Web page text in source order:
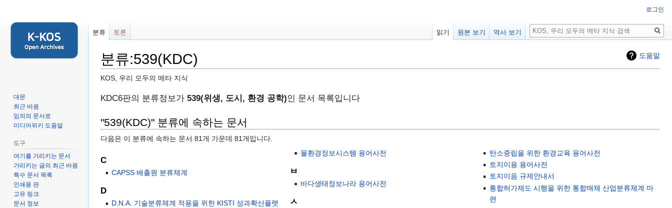
도움말
분류:539(KDC)
KOS, 우리 모두의 메타 지식
둘
보
기
로
기
검
하
러
가
KDC6판의 분류정보가 539(위생, 도시, 환경 공학)인 문서 목록입니다
"539(KDC)" 분류에 속하는 문서
다음은 이 분류에 속하는 문서 81개 가운데 81개입니다.
C
CAPSS 배출원 분류체계
D
D.N.A. 기술분류체계 적용을 위한 KISTI 성과확산플랫
물환경정보시스템 용어사전
ㅂ
바다생태정보나라 용어사전
ㅅ
탄소중립을 위한 환경교육 용어사전
토지이용 용어사전
토지이음 규제안내서
통합허가제도 시행을 위한 통합매체 산업분류체계 마
련
로그인
분류 토론 읽기 원본 보기 역사 보기
검
색
대문
최근 바뀜
임의의 문서로
미디어위키 도움말
도구
여기를 가리키는 문서
가리키는 글의 최근 바뀜
특수 문서 목록
인쇄용 판
고유 링크
문서 정보